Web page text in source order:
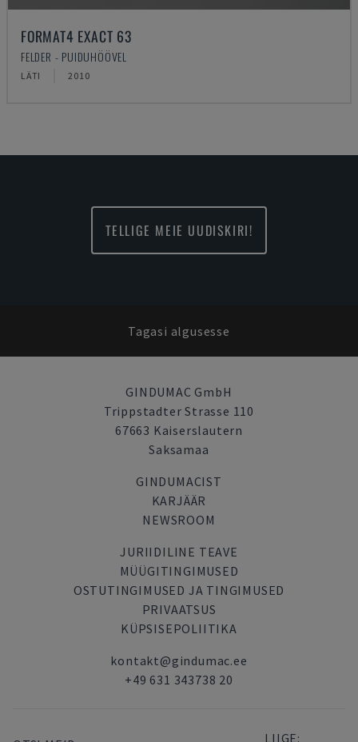
FORMAT4 EXACT 63
FELDER - PUIDUHÖÖVEL
LÄTI 2010
TELLIGE MEIE UUDISKIRI!
Tagasi algusesse
GINDUMAC GmbH
Trippstadter Strasse 110
67663 Kaiserslautern
Saksamaa
GINDUMACIST
KARJÄÄR
NEWSROOM
JURIIDILINE TEAVE
MÜÜGITINGIMUSED
OSTUTINGIMUSED JA TINGIMUSED
PRIVAATSUS
KÜPSISEPOLIITIKA
kontakt@gindumac.ee
+49 631 343738 20
LIIGE: